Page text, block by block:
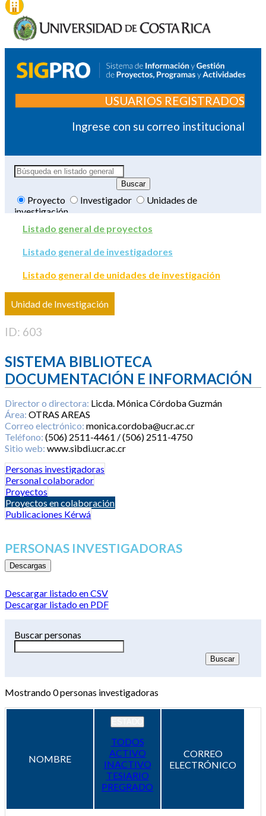
USUARIOS REGISTRADOS
Ingrese con su correo institucional
Proyecto Investigador
Unidades de
investigación
Listado general de proyectos
Listado general de investigadores
Listado general de unidades de investigación
Unidad de Investigación
ID: 603
SISTEMA BIBLIOTECA
DOCUMENTACIÓN E INFORMACIÓN
Director o directora: Licda. Mónica Córdoba Guzmán
Área: OTRAS AREAS
Correo electrónico: monica.cordoba@ucr.ac.cr
Teléfono: (506) 2511-4461 / (506) 2511-4750
Sitio web: www.sibdi.ucr.ac.cr
Personas investigadoras
Personal colaborador
Proyectos
Proyectos en colaboración
Publicaciones Kérwá
PERSONAS INVESTIGADORAS
Descargas
Descargar listado en CSV
Descargar listado en PDF
Buscar personas
Mostrando0personas investigadoras
NOMBRE
TODOS
ACTIVO
INACTIVO
TESIARIO
PREGRADO
CORREO
ELECTRÓNICO